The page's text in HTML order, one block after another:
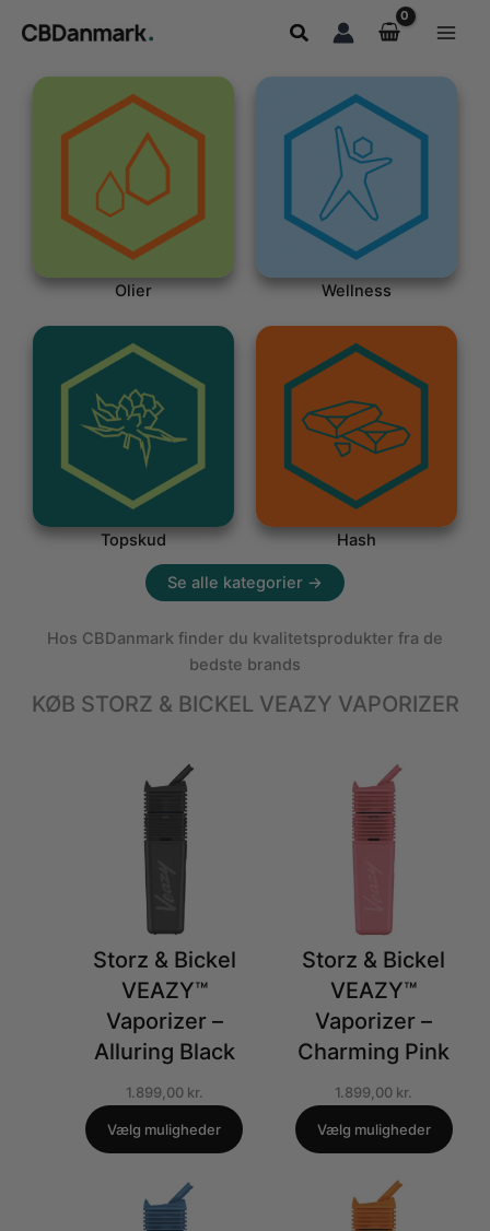
Søg
Olier Wellness
Topskud Hash
Se alle kategorier →
Hos CBDanmark finder du kvalitetsprodukter fra de
bedste brands
KØB STORZ & BICKEL VEAZY VAPORIZER
Storz & Bickel
VEAZY™
Vaporizer –
Alluring Black
1.899,00 kr.
Vælg muligheder
Storz & Bickel
VEAZY™
Vaporizer –
Charming Pink
1.899,00 kr.
Vælg muligheder